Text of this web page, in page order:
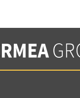
с нашей политикой